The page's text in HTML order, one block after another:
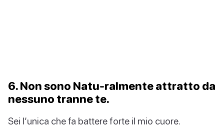
6. Non sono Natu-ralmente attratto da
nessuno tranne te.
Sei l’unica che fa battere forte il mio cuore.